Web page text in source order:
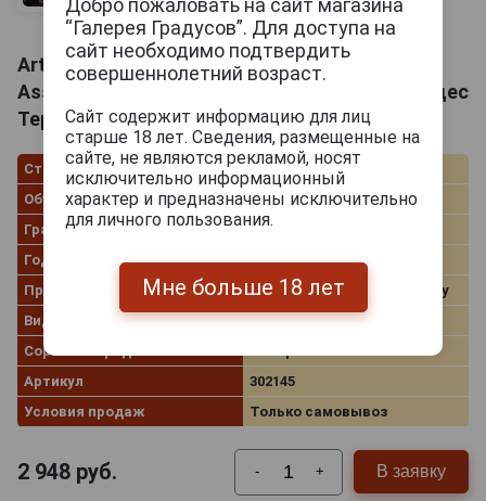
Artemis Karamolegos Cyclades Terra Nera
Assyrtiko Вино Артемис Карамолегос Кикладес
Терра Нера Ассиртико 0.75л
Страна производства
Греция
Объём
0.75 л
Градус
13.5%
Год производства
2022
Производитель
Artemis Karamolegos Winery
Вид вина
Белое сухое
Сорт винограда
Артикул
302145
Условия продаж
Только самовывоз
2 948 руб. - + В заявку
“Галерея Градусов”. Для доступа на
сайт необходимо подтвердить
совершеннолетний возраст.
Сайт содержит информацию для лиц
старше 18 лет. Сведения, размещенные на
сайте, не являются рекламой, носят
исключительно информационный
характер и предназначены исключительно
для личного пользования.
Мне больше 18 лет